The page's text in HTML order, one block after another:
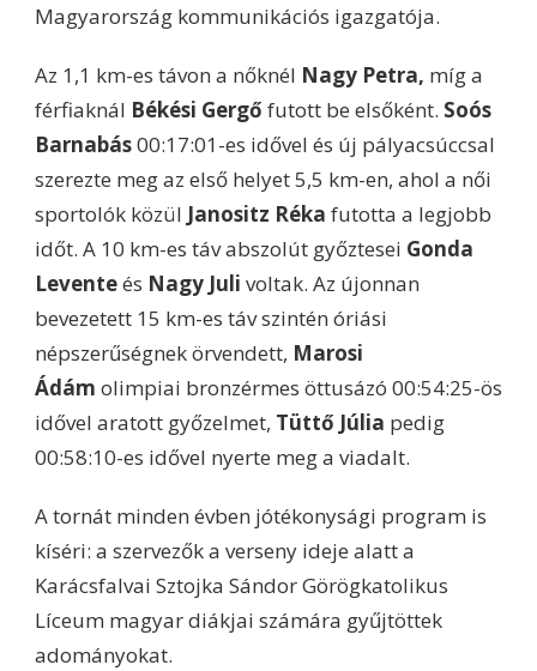
Magyarország kommunikációs igazgatója.
Az 1,1 km-es távon a nőknél Nagy Petra, míg a
férfiaknál Békési Gergő futott be elsőként. Soós
Barnabás00:17:01-es idővel és új pályacsúccsal
szerezte meg az első helyet 5,5 km-en, ahol a női
sportolók közül Janositz Réka futotta a legjobb
időt. A 10 km-es táv abszolút győztesei Gonda
Leventeés Nagy Juli voltak. Az újonnan
bevezetett 15 km-es táv szintén óriási
népszerűségnek örvendett, Marosi
Ádám olimpiai bronzérmes öttusázó 00:54:25-ös
idővel aratott győzelmet, Tüttő Júlia pedig
00:58:10-es idővel nyerte meg a viadalt.
A tornát minden évben jótékonysági program is
kíséri: a szervezők a verseny ideje alatt a
Karácsfalvai Sztojka Sándor Görögkatolikus
Líceum magyar diákjai számára gyűjtöttek
adományokat.